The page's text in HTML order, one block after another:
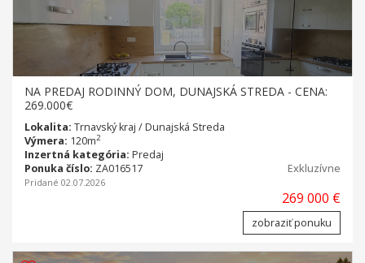
NA PREDAJ RODINNÝ DOM, DUNAJSKÁ STREDA - CENA:
269.000€
Lokalita: Trnavský kraj / Dunajská Streda
Výmera: 120m2
Inzertná kategória: Predaj
Ponuka číslo: ZA016517 Exkluzívne
Pridané 02.07.2026
269 000 €
zobraziť ponuku